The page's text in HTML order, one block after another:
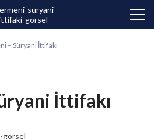
– Süryani İttifakı
İttifakı